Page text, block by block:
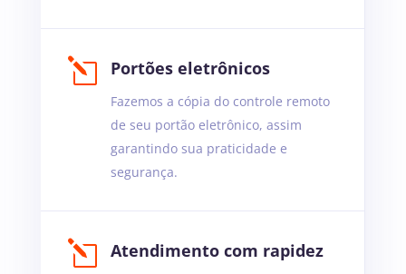
l Portões eletrônicos
Fazemos a cópia do controle remoto
de seu portão eletrônico, assim
garantindo sua praticidade e
segurança.
l Atendimento com rapidez